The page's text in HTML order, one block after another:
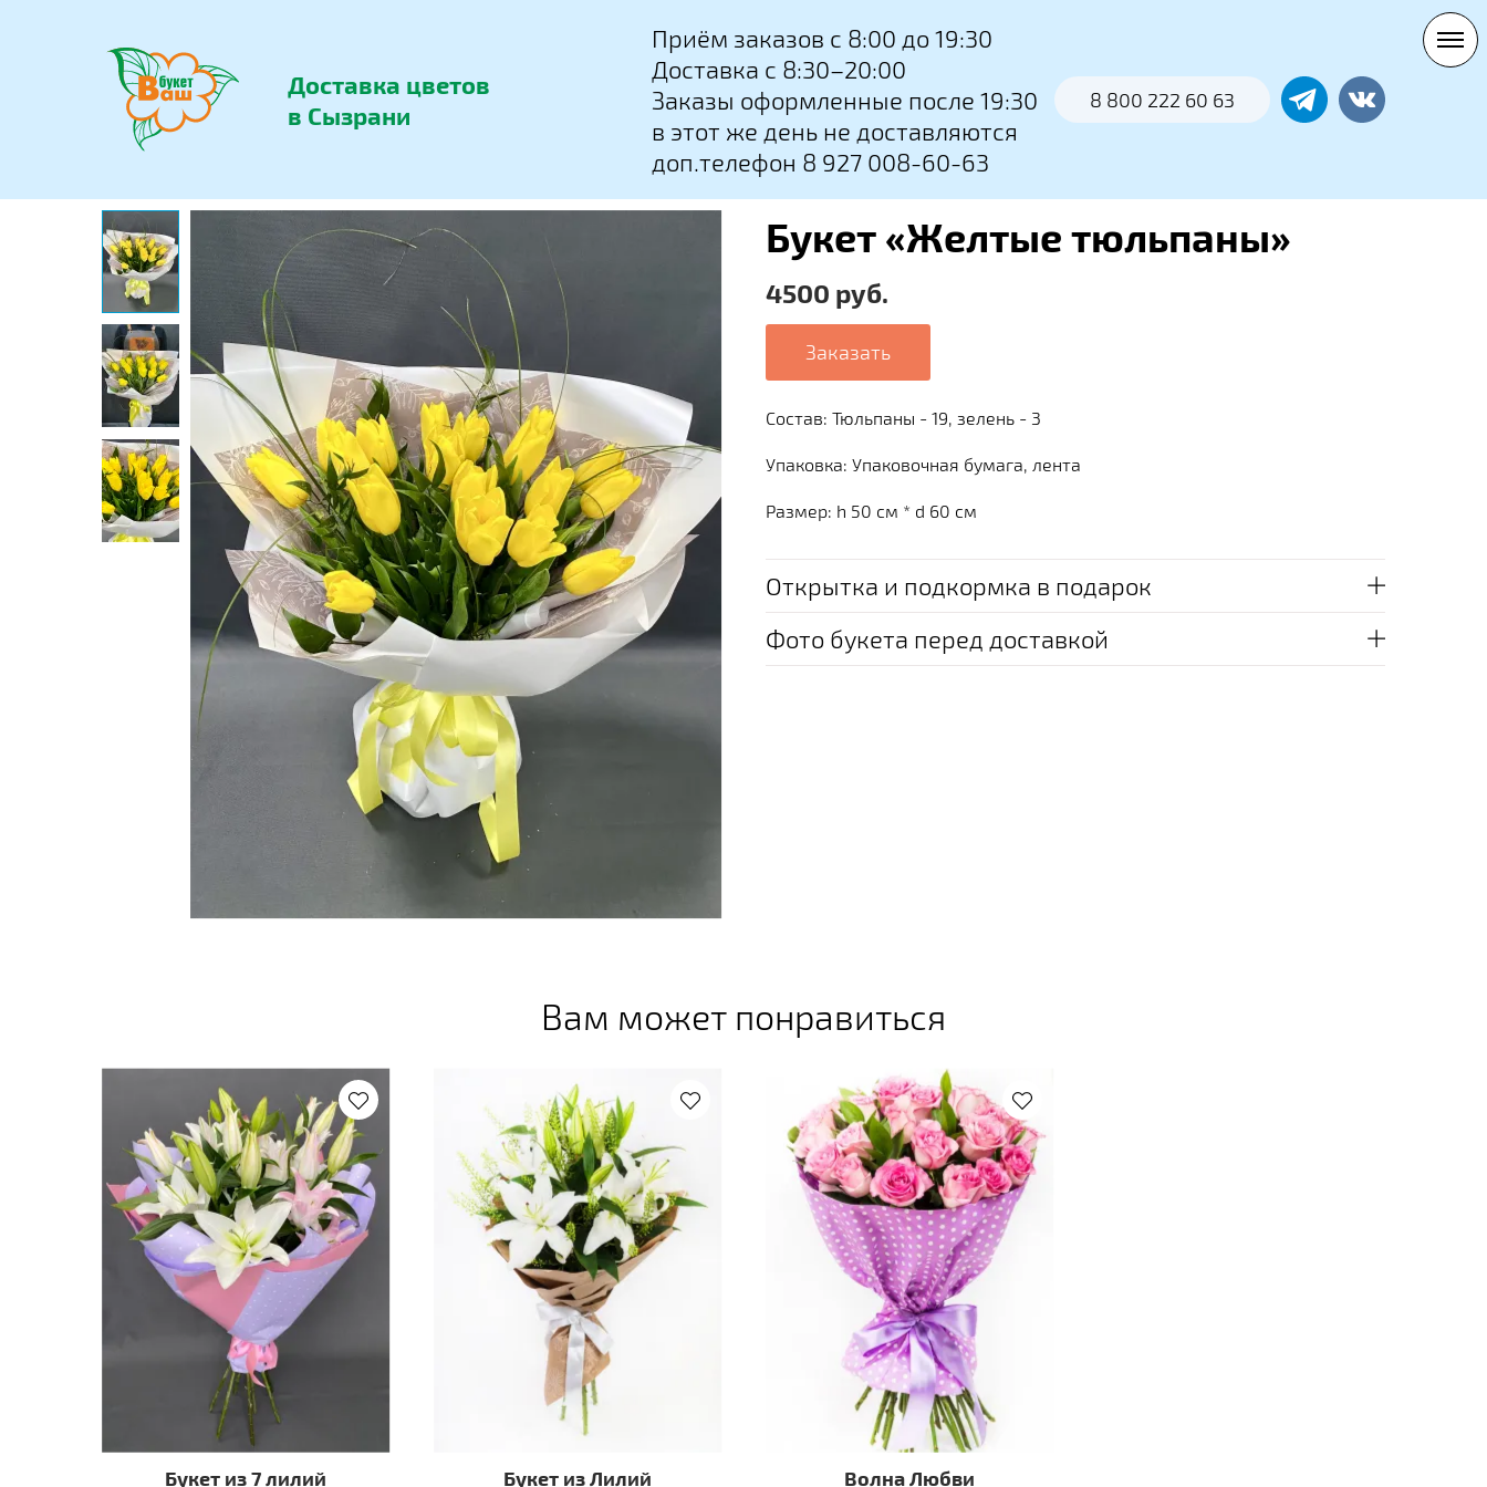
Доставка цветов
в Сызрани
8 800 222 60 63
Приём заказов с 8:00 до 19:30
Доставка с 8:30–20:00
Заказы оформленные после 19:30
в этот же день не доставляются
доп.телефон 8 927 008-60-63
Букет «Желтые тюльпаны»
4500 руб.
Заказать
Состав: Тюльпаны - 19, зелень - 3
Упаковка: Упаковочная бумага, лента
Размер: h 50 см * d 60 см
Открытка и подкормка в подарок
Фото букета перед доставкой
Вам может понравиться
Букет из 7 лилий Букет из Лилий Волна Любви